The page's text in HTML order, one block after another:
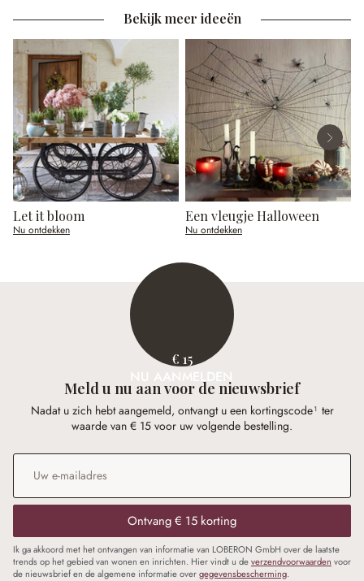
Bekijk meer ideeën
Let it bloom
Nu ontdekken
Een vleugje Halloween
Nu ontdekken
€ 15
NU AANMELDEN
Meld u nu aan voor de nieuwsbrief
Nadat u zich hebt aangemeld, ontvangt u een kortingscode¹ ter
waarde van € 15 voor uw volgende bestelling.
E-mailadres*
Ontvang € 15 korting
Ik ga akkoord met het ontvangen van informatie van LOBERON GmbH over de laatste
trends op het gebied van wonen en inrichten. Hier vindt u deverzendvoorwaarden voor
de nieuwsbrief en de algemene informatie overgegevensbescherming.